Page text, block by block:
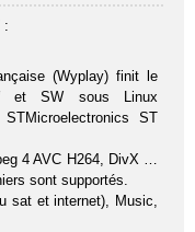
:
(Wyplay) finit le
et SW sous Linux
ST
4 AVC H264, DivX …
sont supportés.
sat et internet), Music,